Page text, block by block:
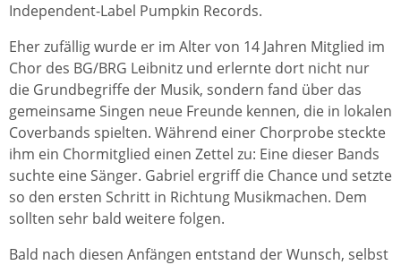
Independent-Label Pumpkin Records.
Eher zufällig wurde er im Alter von 14 Jahren Mitglied im
Chor des BG/BRG Leibnitz und erlernte dort nicht nur
die Grundbegriffe der Musik, sondern fand über das
gemeinsame Singen neue Freunde kennen, die in lokalen
Coverbands spielten. Während einer Chorprobe steckte
ihm ein Chormitglied einen Zettel zu: Eine dieser Bands
suchte eine Sänger. Gabriel ergriff die Chance und setzte
so den ersten Schritt in Richtung Musikmachen. Dem
sollten sehr bald weitere folgen.
Bald nach diesen Anfängen entstand der Wunsch, selbst